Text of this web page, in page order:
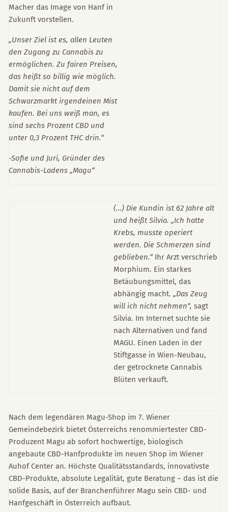
Macher das Image von Hanf in
Zukunft vorstellen.
„Unser Ziel ist es, allen Leuten
den Zugang zu Cannabis zu
ermöglichen. Zu fairen Preisen,
das heißt so billig wie möglich.
Damit sie nicht auf dem
Schwarzmarkt irgendeinen Mist
kaufen. Bei uns weiß man, es
sind sechs Prozent CBD und
unter 0,3 Prozent THC drin.“
-Sofie und Juri, Gründer des
Cannabis-Ladens „Magu“
(…) Die Kundin ist 62 Jahre alt
und heißt Silvia. „Ich hatte
Krebs, musste operiert
werden. Die Schmerzen sind
geblieben.“ Ihr Arzt verschrieb
Morphium. Ein starkes
Betäubungsmittel, das
abhängig macht.„Das Zeug
will ich nicht nehmen“,sagt
Silvia. Im Internet suchte sie
nach Alternativen und fand
MAGU. Einen Laden in der
Stiftgasse in Wien-Neubau,
der getrocknete Cannabis
Blüten verkauft.
Nach dem legendären Magu-Shop im 7. Wiener
Gemeindebezirk bietet Österreichs renommiertester CBD-
Produzent Magu ab sofort hochwertige, biologisch
angebaute CBD-Hanfprodukte im neuen Shop im Wiener
Auhof Center an. Höchste Qualitätsstandards, innovativste
CBD-Produkte, absolute Legalität, gute Beratung – das ist die
solide Basis, auf der Branchenführer Magu sein CBD- und
Hanfgeschäft in Österreich aufbaut.